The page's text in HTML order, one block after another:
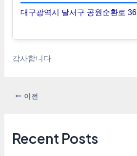
대구광역시 달서구 공원순환로 36
감사합니다
이전
Recent Posts